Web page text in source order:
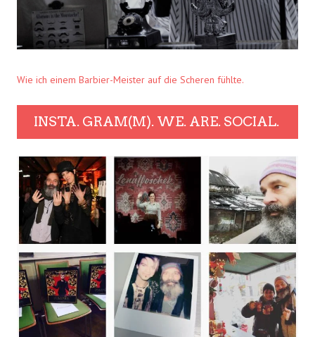
Wie ich einem Barbier-Meister auf die Scheren fühlte.
INSTA. GRAM(M). WE. ARE. SOCIAL.